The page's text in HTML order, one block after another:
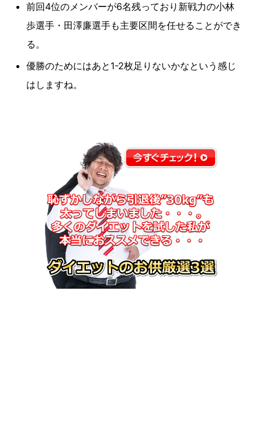
前回4位のメンバーが6名残っており新戦力の小林
歩選手・田澤廉選手も主要区間を任せることができ
る。
優勝のためにはあと1-2枚足りないかなという感じ
はしますね。